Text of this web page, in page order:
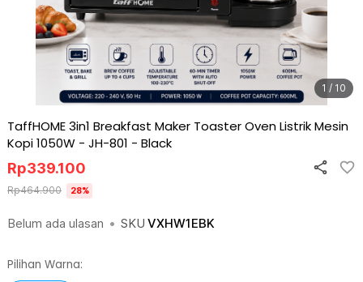
1 / 10
TaffHOME 3in1 Breakfast Maker Toaster Oven Listrik Mesin
Kopi 1050W - JH-801 - Black
Belum ada ulasan • SKU VXHW1EBK
Rp339.100
Rp464.900 28%
Pilihan Warna: